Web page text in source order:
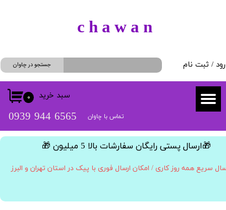
/ ثبت نام
سفارشات
خروج از حساب کاربری
جستجو در چاوان
​​6565 944 0939 تماس با چاوان
۰ سبد خرید
​c h a w a n
​🎁ارسال پستی رایگان سفارشات بالا 5 میلیون 🎁​​​​​​​
سریع همه روز کاری / امکان ارسال فوری با پیک در استان تهران و البرز